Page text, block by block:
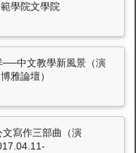
學院文學院
──中文教學新風景（演
雅論壇）
寫作三部曲（演